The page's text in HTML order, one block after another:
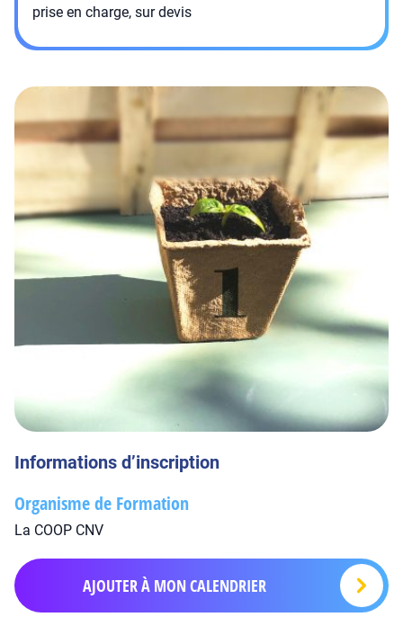
prise en charge, sur devis
Informations d’inscription
Organisme de Formation
La COOP CNV
AJOUTER À MON CALENDRIER